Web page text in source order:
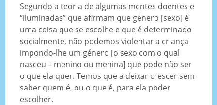
Segundo a teoria de algumas mentes doentes e
“iluminadas” que afirmam que género [sexo] é
uma coisa que se escolhe e que é determinado
socialmente, não podemos violentar a criança
impondo-lhe um género [o sexo com o qual
nasceu – menino ou menina] que pode não ser
o que ela quer. Temos que a deixar crescer sem
saber quem é, ou o que é, para ela poder
escolher.